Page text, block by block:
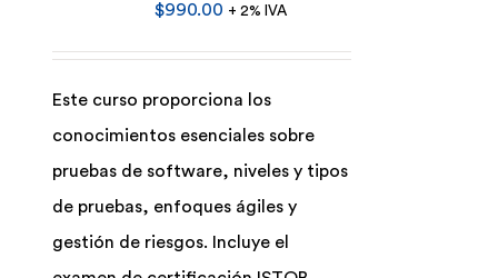
$990.00 + 2% IVA
Este curso proporciona los
conocimientos esenciales sobre
pruebas de software, niveles y tipos
de pruebas, enfoques ágiles y
gestión de riesgos. Incluye el